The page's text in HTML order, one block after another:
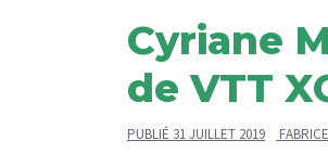
Cyriane
de VTT
PUBLIÉ 31 JUILLET 2019 FABRICE